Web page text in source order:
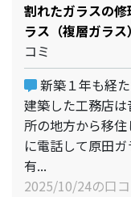
割れたガラスの
ラス（複層ガラ
コミ
新築１年も経
建築した工務店
所の地方から移
に電話して原田ガ
有...
2025/10/24の口